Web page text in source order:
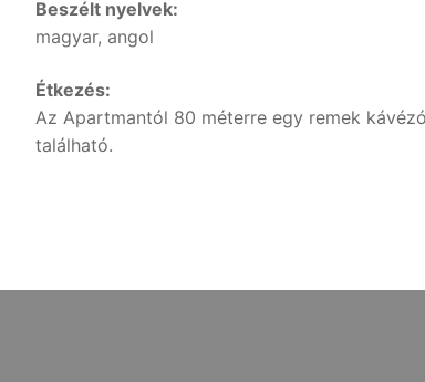
Beszélt nyelvek:
magyar, angol
Étkezés:
Az Apartmantól 80 méterre egy remek
található.